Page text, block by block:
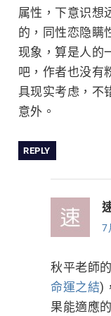
属性，下意识想
的，同性恋隐瞒
现象，算是人的
吧，作者也没有
具现实考虑，不
意外。
REPLY
7
秋平老師
命運之結)
果能適應